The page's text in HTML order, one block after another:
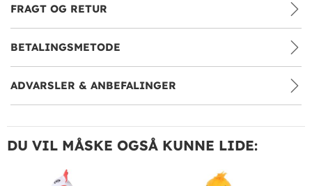
FRAGT OG RETUR
BETALINGSMETODE
ADVARSLER & ANBEFALINGER
DU VIL MÅSKE OGSÅ KUNNE LIDE: